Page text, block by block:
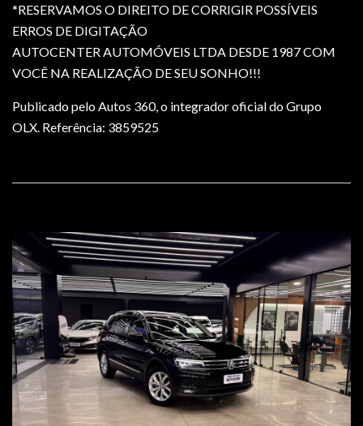
*RESERVAMOS O DIREITO DE CORRIGIR POSSÍVEIS
ERROS DE DIGITAÇÃO
AUTOCENTER AUTOMÓVEIS LTDA DESDE 1987 COM
VOCÊ NA REALIZAÇÃO DE SEU SONHO!!!
Publicado pelo Autos 360, o integrador oficial do Grupo
OLX. Referência: 3859525